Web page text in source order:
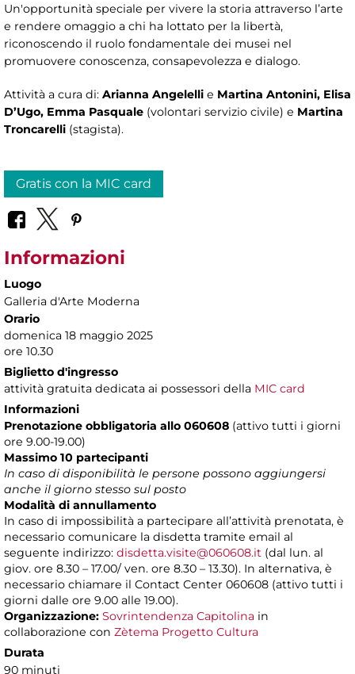
Un'opportunità speciale per vivere la storia attraverso l’arte
e rendere omaggio a chi ha lottato per la libertà,
riconoscendo il ruolo fondamentale dei musei nel
promuovere conoscenza, consapevolezza e dialogo.
Attività a cura di: Arianna Angelelli e Martina Antonini, Elisa
D’Ugo, Emma Pasquale (volontari servizio civile) e Martina
Troncarelli (stagista).
Gratis con la MIC card
Informazioni
Luogo
Galleria d'Arte Moderna
Orario
domenica 18 maggio 2025
ore 10.30
Biglietto d'ingresso
attività gratuita dedicata ai possessori della MIC card
Informazioni
Prenotazione obbligatoria allo 060608 (attivo tutti i giorni
ore 9.00-19.00)
Massimo 10 partecipanti
In caso di disponibilità le persone possono aggiungersi
anche il giorno stesso sul posto
Modalità di annullamento
In caso di impossibilità a partecipare all’attività prenotata, è
necessario comunicare la disdetta tramite email al
seguente indirizzo: disdetta.visite@060608.it (dal lun. al
giov. ore 8.30 – 17.00/ ven. ore 8.30 – 13.30). In alternativa, è
necessario chiamare il Contact Center 060608 (attivo tutti i
giorni dalle ore 9.00 alle 19.00).
Organizzazione: Sovrintendenza Capitolina in
collaborazione con Zètema Progetto Cultura
Durata
90 minuti